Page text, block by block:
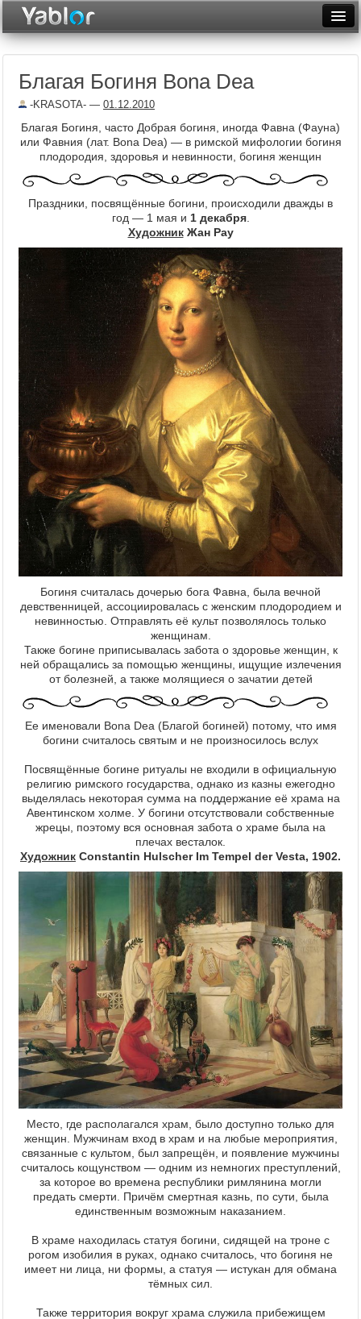
Неделя
Рейтинги
Архив
Фототоп
Видеотоп
Благая Богиня Bona Dea
-KRASOTA- — 01.12.2010
Благая Богиня, часто Добрая богиня, иногда Фавна (Фауна)
или Фавния (лат. Bona Dea) — в римской мифологии богиня
плодородия, здоровья и невинности, богиня женщин
Праздники, посвящённые богини, происходили дважды в
год — 1 мая и 1 декабря.
ХудожникЖан Рау
Богиня считалась дочерью бога Фавна, была вечной
девственницей, ассоциировалась с женским плодородием и
невинностью. Отправлять её культ позволялось только
женщинам.
Также богине приписывалась забота о здоровье женщин, к
ней обращались за помощью женщины, ищущие излечения
от болезней, а также молящиеся о зачатии детей
Ее именовали Bona Dea (Благой богиней) потому, что имя
богини считалось святым и не произносилось вслух
Посвящённые богине ритуалы не входили в официальную
религию римского государства, однако из казны ежегодно
выделялась некоторая сумма на поддержание её храма на
Авентинском холме. У богини отсутствовали собственные
жрецы, поэтому вся основная забота о храме была на
плечах весталок.
Художник Constantin Hulscher Im Tempel der Vesta, 1902.
Место, где располагался храм, было доступно только для
женщин. Мужчинам вход в храм и на любые мероприятия,
связанные с культом, был запрещён, и появление мужчины
считалось кощунством — одним из немногих преступлений,
за которое во времена республики римлянина могли
предать смерти. Причём смертная казнь, по сути, была
единственным возможным наказанием.
В храме находилась статуя богини, сидящей на троне с
рогом изобилия в руках, однако считалось, что богиня не
имеет ни лица, ни формы, а статуя — истукан для обмана
тёмных сил.
Также территория вокруг храма служила прибежищем